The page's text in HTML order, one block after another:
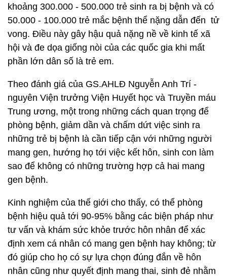
khoảng 300.000 - 500.000 trẻ sinh ra bị bệnh và có
50.000 - 100.000 trẻ mắc bệnh thể nặng dẫn đến tử
vong. Điều này gây hậu quả nặng nề về kinh tế xã
hội và đe dọa giống nòi của các quốc gia khi mất
phần lớn dân số là trẻ em.
Theo đánh giá của GS.AHLĐ Nguyễn Anh Trí -
nguyên Viện trưởng Viện Huyết học và Truyền máu
Trung ương, một trong những cách quan trọng để
phòng bệnh, giảm dần và chấm dứt việc sinh ra
những trẻ bị bệnh là cần tiếp cận với những người
mang gen, hướng họ tới việc kết hôn, sinh con làm
sao để không có những trường hợp cả hai mang
gen bệnh.
Kinh nghiệm của thế giới cho thấy, có thể phòng
bệnh hiệu quả tới 90-95% bằng các biện pháp như
tư vấn và khám sức khỏe trước hôn nhân để xác
định xem cá nhân có mang gen bệnh hay không; từ
đó giúp cho họ có sự lựa chọn đúng đắn về hôn
nhân cũng như quyết định mang thai, sinh đẻ nhằm